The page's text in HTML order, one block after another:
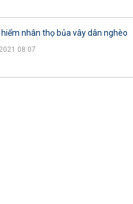
nhân thọ bủa vây dân nghèo
08:07